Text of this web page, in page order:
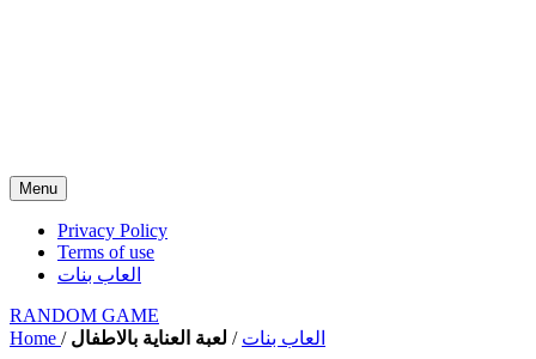
Menu
Privacy Policy
Terms of use
العاب بنات
RANDOM GAME
Home / العاب بنات / لعبة العناية بالاطفال